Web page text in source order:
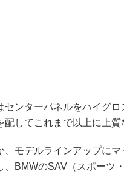
ンターパネルをハイグロ
配してこれまで以上に上質
モデルラインアップにマ
、BMWのSAV（スポーツ